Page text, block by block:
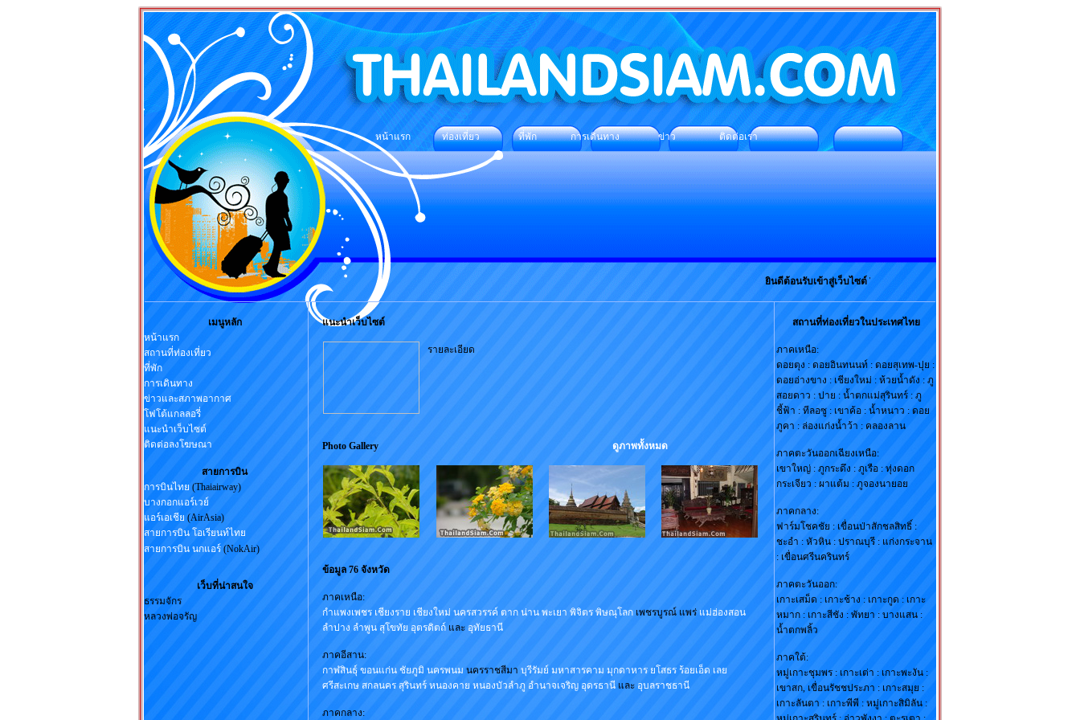
หน้าแรก ท่องเที่ยว ที่พัก การเดินทาง ข่าว ติดต่อเรา
ยินดีต้อนรับเข้าสู่เว็บไซต์ THAILANDSIAM.COM
เมนูหลัก
หน้าแรก
สถานที่ท่องเที่ยว
ที่พัก
การเดินทาง
ข่าวและสภาพอากาศ
โฟโต้แกลลอรี่
แนะนำเว็บไซต์
ติดต่อลงโฆษณา
สายการบิน
การบินไทย (Thaiairway)
บางกอกแอร์เวย์
แอร์เอเชีย (AirAsia)
สายการบิน โอเรียนท์ไทย
สายการบิน นกแอร์ (NokAir)
เว็บที่น่าสนใจ
ธรรมจักร
หลวงพ่อจรัญ
แนะนำเว็บไซต์
รายละเอียด
Photo Gallery ดูภาพทั้งหมด
ข้อมูล 76 จังหวัด
ภาคเหนือ:
กำแพงเพชร เชียงราย เชียงใหม่ นครสวรรค์ ตาก น่าน พะเยา พิจิตร พิษณุโลกเพชรบูรณ์ แพร่ แม่ฮ่องสอน
ลำปาง ลำพูน สุโขทัย อุตรดิตถ์ และ อุทัยธานี
ภาคอีสาน:
กาฬสินธุ์ ขอนแก่น ชัยภูมิ นครพนม นครราชสีมา บุรีรัมย์ มหาสารคาม มุกดาหาร ยโสธร ร้อยเอ็ด เลย
ศรีสะเกษ สกลนคร สุรินทร์ หนองคาย หนองบัวลำภู อำนาจเจริญ อุดรธานีและ อุบลราชธานี
ภาคกลาง:
สถานที่ท่องเที่ยวในประเทศไทย
ภาคเหนือ:
ดอยตุง : ดอยอินทนนท์ : ดอยสุเทพ-ปุย :
ดอยอ่างขาง : เชียงใหม่ : ห้วยน้ำดัง : ภู
สอยดาว : ปาย : น้ำตกแม่สุรินทร์ : ภู
ชี้ฟ้า : ทีลอซู : เขาค้อ : น้ำหนาว : ดอย
ภูคา : ล่องแก่งน้ำว้า : คลองลาน
ภาคตะวันออกเฉียงเหนือ:
เขาใหญ่ : ภูกระดึง : ภูเรือ : ทุ่งดอก
กระเจียว : ผาแต้ม : ภูจองนายอย
ภาคกลาง:
ฟาร์มโชคชัย : เขื่อนป่าสักชลสิทธิ์ :
ชะอำ : หัวหิน : ปราณบุรี : แก่งกระจาน
: เขื่อนศรีนครินทร์
ภาคตะวันออก:
เกาะเสม็ด : เกาะช้าง : เกาะกูด : เกาะ
หมาก : เกาะสีชัง : พัทยา : บางแสน :
น้ำตกพลิ้ว
ภาคใต้:
หมู่เกาะชุมพร : เกาะเต่า : เกาะพะงัน :
เขาสก, เขื่อนรัชชประภา : เกาะสมุย :
เกาะลันตา : เกาะพีพี : หมู่เกาะสิมิลัน :